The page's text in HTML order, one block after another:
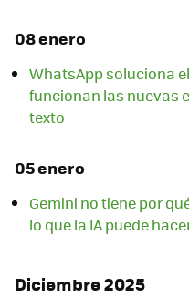
08 enero
WhatsApp soluciona
funcionan las nuevas
texto
05 enero
Gemini no tiene por
lo que la IA puede
Diciembre 2025